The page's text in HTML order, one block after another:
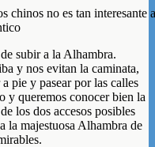
chinos no es tan interesante
subir a la Alhambra.
y nos evitan la caminata,
pie y pasear por las calles
y queremos conocer bien la
los dos accesos posibles
la majestuosa Alhambra de